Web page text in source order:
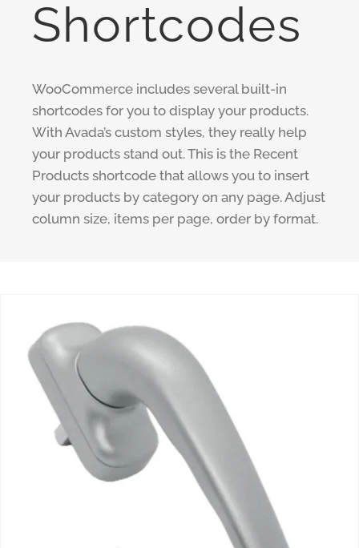
Shortcodes
WooCommerce includes several built-in
shortcodes for you to display your products.
With Avada’s custom styles, they really help
your products stand out. This is the Recent
Products shortcode that allows you to insert
your products by category on any page. Adjust
column size, items per page, order by format.